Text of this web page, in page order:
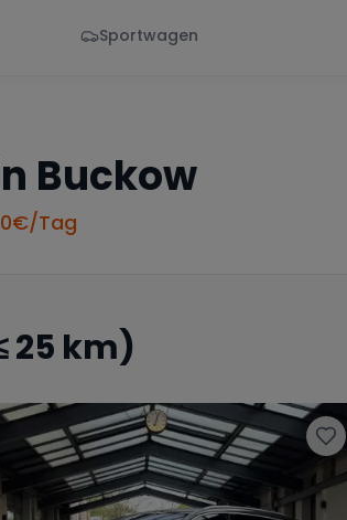
Sportwagen
Buckow
€/Tag
25 km)